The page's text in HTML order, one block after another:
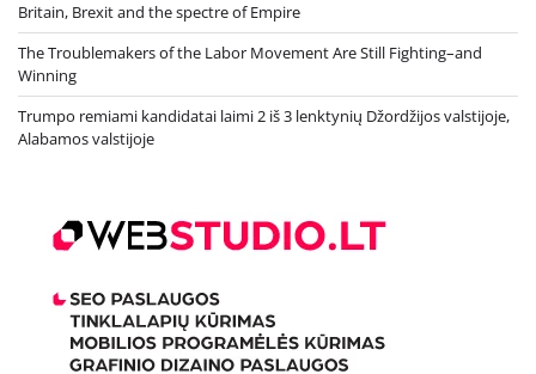
Britain, Brexit and the spectre of Empire
The Troublemakers of the Labor Movement Are Still Fighting–and
Winning
Trumpo remiami kandidatai laimi 2 iš 3 lenktynių Džordžijos valstijoje,
Alabamos valstijoje